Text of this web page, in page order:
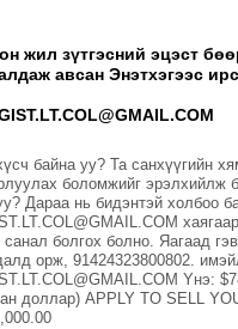
жил зүтгэсний эцэст
авсан Энэтхэгээс
байна уу? Та санхүүгийн
боломжийг эрэлхийлж
Дараа нь бидэнтэй холбоо
болгох болно. Яагаад
орж, 91424323800802.
Yнэ:
доллар) APPLY TO SELL